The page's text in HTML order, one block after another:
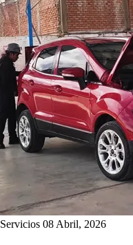
Servicios 08 Abril, 2026